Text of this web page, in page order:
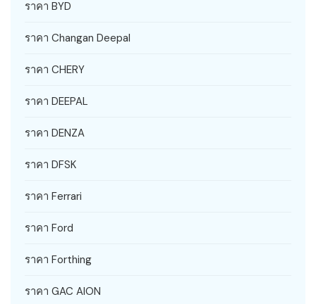
ราคา BYD
ราคา Changan Deepal
ราคา CHERY
ราคา DEEPAL
ราคา DENZA
ราคา DFSK
ราคา Ferrari
ราคา Ford
ราคา Forthing
ราคา GAC AION